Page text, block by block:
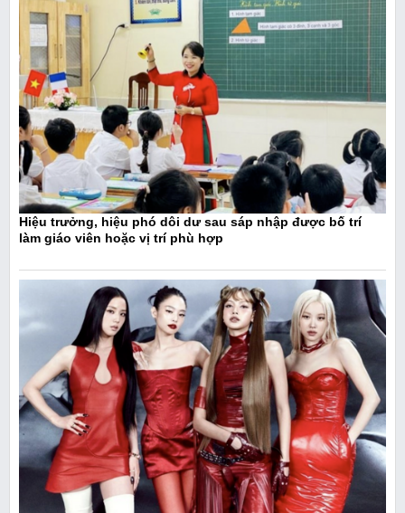
Hiệu trưởng, hiệu phó dôi dư sau sáp nhập được bố trí
làm giáo viên hoặc vị trí phù hợp